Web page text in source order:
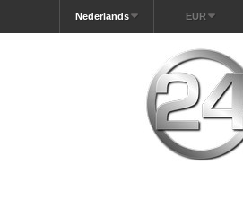
EUR
Nederlands